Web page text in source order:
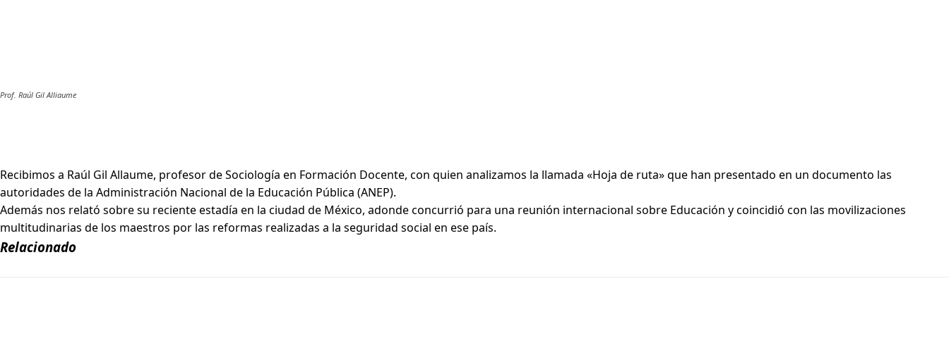
Prof. Raúl Gil Alliaume
Recibimos a Raúl Gil Allaume, profesor de Sociología en Formación Docente, con quien analizamos la llamada «Hoja de ruta» que han presentado en un documento las
autoridades de la Administración Nacional de la Educación Pública (ANEP).
Además nos relató sobre su reciente estadía en la ciudad de México, adonde concurrió para una reunión internacional sobre Educación y coincidió con las movilizaciones
multitudinarias de los maestros por las reformas realizadas a la seguridad social en ese país.
Relacionado